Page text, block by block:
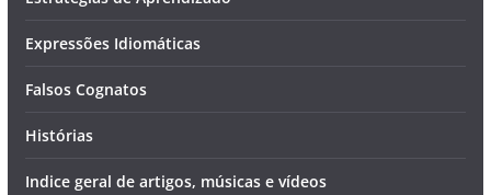
Expressões Idiomáticas
Falsos Cognatos
Histórias
Indice geral de artigos, músicas e vídeos